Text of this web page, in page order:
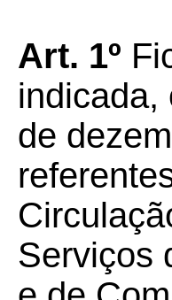
Art. 1º
indicada,
de
Serviços